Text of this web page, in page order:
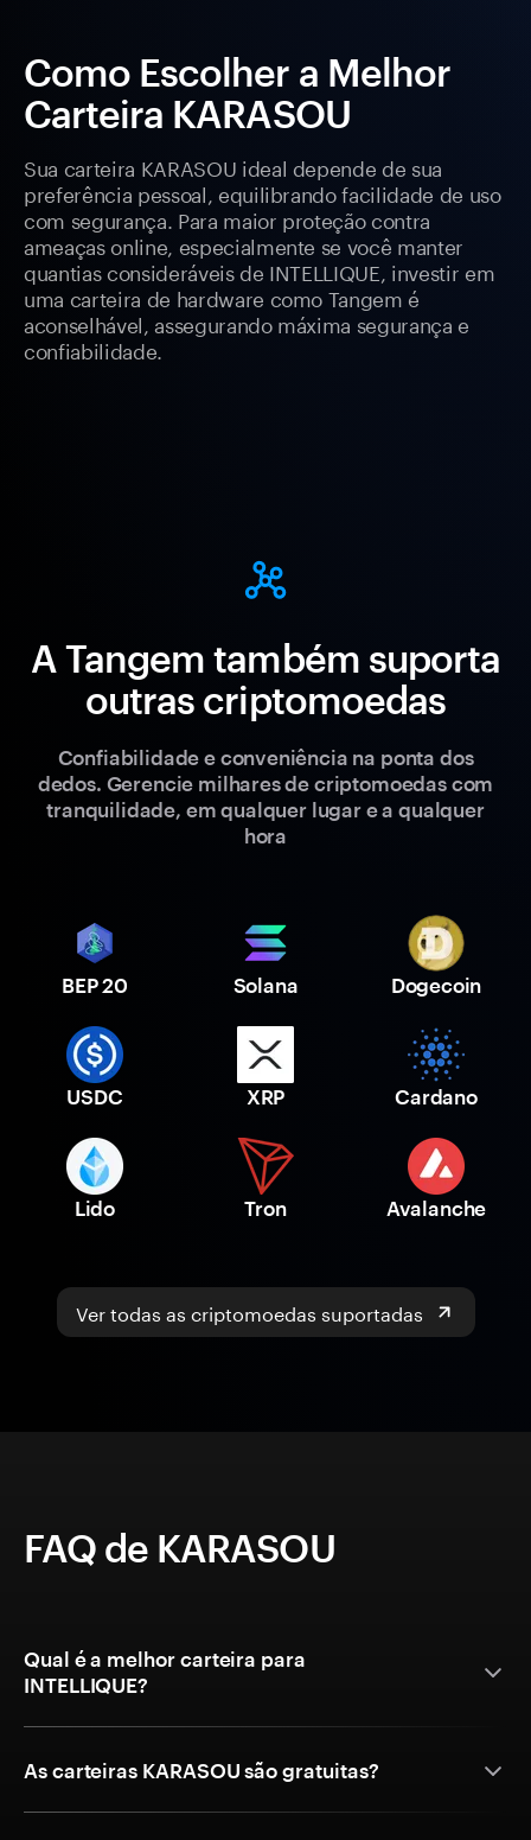
Como Escolher a Melhor
Carteira KARASOU
Sua carteira KARASOU ideal depende de sua
preferência pessoal, equilibrando facilidade de uso
com segurança. Para maior proteção contra
ameaças online, especialmente se você manter
quantias consideráveis de INTELLIQUE, investir em
uma carteira de hardware como Tangem é
aconselhável, assegurando máxima segurança e
confiabilidade.
A Tangem também suporta
outras criptomoedas
Confiabilidade e conveniência na ponta dos
dedos. Gerencie milhares de criptomoedas com
tranquilidade, em qualquer lugar e a qualquer
hora
BEP 20 Solana Dogecoin
USDC XRP Cardano
Lido Tron Avalanche
Ver todas as criptomoedas suportadas
FAQ de KARASOU
Qual é a melhor carteira para
INTELLIQUE?
As carteiras KARASOU são gratuitas?